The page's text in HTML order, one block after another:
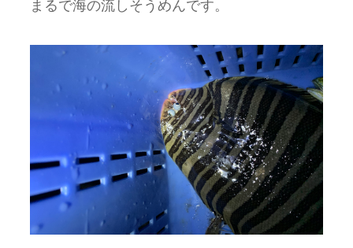
まるで海の流しそうめんです。